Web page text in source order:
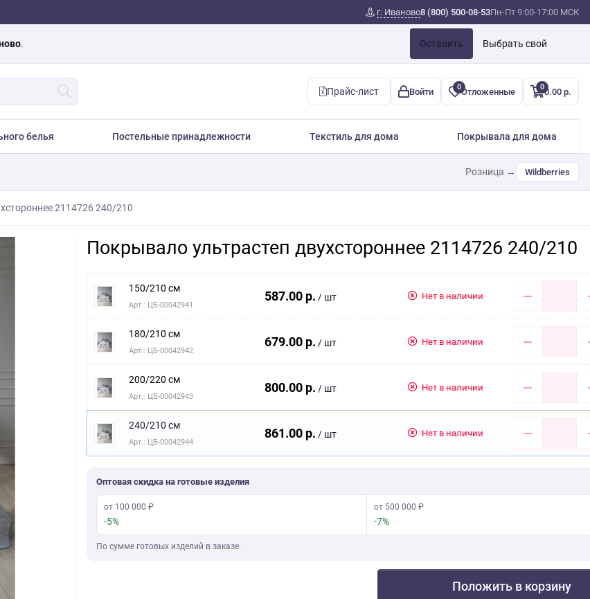
г. Иваново8 (800) 500-08-53Пн-Пт 9:00-17:00 МСК
. Оставить Выбрать свой
Прайс-лист Войти 0Отложенные 00.00 р.
белья Постельные принадлежности Текстиль для дома Покрывала для дома
Розница → Wildberries
2114726 240/210
Покрывало ультрастеп двухстороннее 2114726 240/210
150/210 см
Арт.: ЦБ-00042941
587.00 р. / шт Нет в наличии
180/210 см
Арт.: ЦБ-00042942
679.00 р. / шт Нет в наличии
200/220 см
Арт.: ЦБ-00042943
800.00 р. / шт Нет в наличии
240/210 см
Арт.: ЦБ-00042944
861.00 р. / шт Нет в наличии
Оптовая скидка на готовые изделия
от 100 000 ₽
-5%
от 500 000 ₽
-7%
По сумме готовых изделий в заказе.
Положить в корзину